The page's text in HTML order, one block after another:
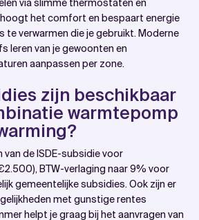
via slimme thermostaten en
het comfort en bespaart energie
te verwarmen die je gebruikt. Moderne
leren van je gewoonten en
aanpassen per zone.
zijn beschikbaar
warmtepomp
van de ISDE-subsidie voor
BTW-verlaging naar 9% voor
gemeentelijke subsidies. Ook zijn er
met gunstige rentes
helpt je graag bij het aanvragen van